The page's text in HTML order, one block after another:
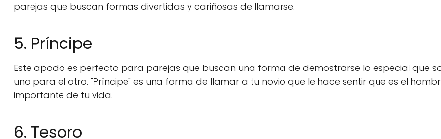
parejas que buscan formas divertidas y cariñosas de llamarse.
5. Príncipe
Este apodo es perfecto para parejas que buscan una forma de demostrarse lo especial que
uno para el otro. "Príncipe" es una forma de llamar a tu novio que le hace sentir que es el
importante de tu vida.
6. Tesoro